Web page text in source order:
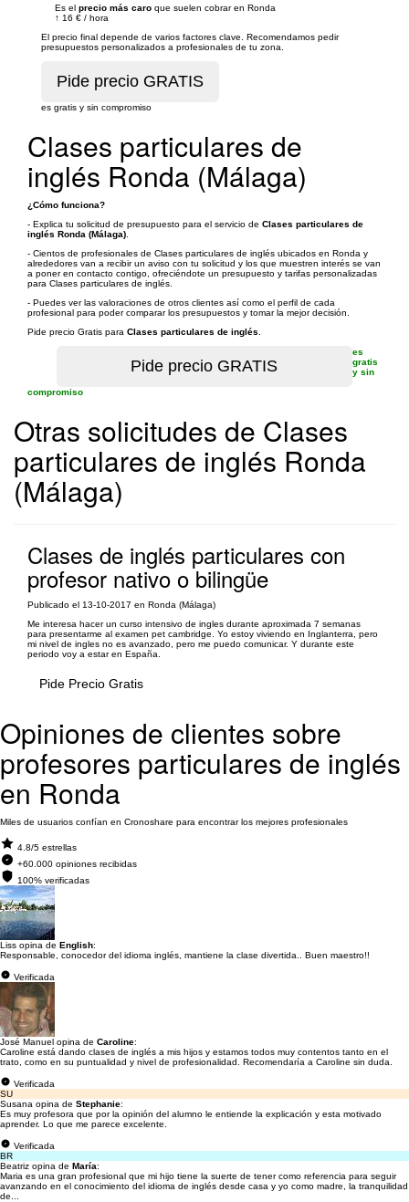
Es el precio más caro que suelen cobrar en Ronda
↑ 16 € / hora
El precio final depende de varios factores clave. Recomendamos pedir
presupuestos personalizados a profesionales de tu zona.
es gratis y sin compromiso
Clases particulares de
inglés Ronda (Málaga)
¿Cómo funciona?
- Explica tu solicitud de presupuesto para el servicio de Clases particulares de
inglés Ronda (Málaga)
- Cientos de profesionales de Clases particulares de inglés ubicados en Ronda y
alrededores van a recibir un aviso con tu solicitud y los que muestren interés se van
a poner en contacto contigo, ofreciéndote un presupuesto y tarifas personalizadas
para Clases particulares de inglés.
- Puedes ver las valoraciones de otros clientes así como el perfil de cada
profesional para poder comparar los presupuestos y tomar la mejor decisión.
Pide precio Gratis para Clases particulares de inglés
es
gratis
y sin
compromiso
Otras solicitudes de Clases
particulares de inglés Ronda
(Málaga)
Clases de inglés particulares con
profesor nativo o bilingüe
Publicado el 13-10-2017 en Ronda (Málaga)
Me interesa hacer un curso intensivo de ingles durante aproximada 7 semanas
para presentarme al examen pet cambridge. Yo estoy viviendo en Inglanterra, pero
mi nivel de ingles no es avanzado, pero me puedo comunicar. Y durante este
periodo voy a estar en España.
Pide Precio Gratis
Opiniones de clientes sobre
profesores particulares de inglés
en Ronda
Miles de usuarios confían en Cronoshare para encontrar los mejores profesionales
4.8/5 estrellas
+60.000 opiniones recibidas
100% verificadas
Liss opina de English:
Responsable, conocedor del idioma inglés, mantiene la clase divertida.. Buen maestro!!
Verificada
José Manuel opina de Caroline:
Caroline está dando clases de inglés a mis hijos y estamos todos muy contentos tanto en el
trato, como en su puntualidad y nivel de profesionalidad. Recomendaría a Caroline sin duda.
Verificada
SU
Susana opina de Stephanie:
Es muy profesora que por la opinión del alumno le entiende la explicación y esta motivado
aprender. Lo que me parece excelente.
Verificada
BR
Beatriz opina de María:
Maria es una gran profesional que mi hijo tiene la suerte de tener como referencia para seguir
avanzando en el conocimiento del idioma de inglés desde casa y yo como madre, la tranquilidad
de...